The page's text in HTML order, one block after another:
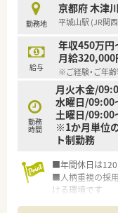
勤務地
京都府 木津
平城山駅 (JR関
給与
年収450万円
月給
※ご経験・ご年
勤務
時間
月火木金/
水曜日/09:00
土曜日/09:00
※1か月単位
ト制勤務
■年間休日は120
■人柄重視の採
ける環境です